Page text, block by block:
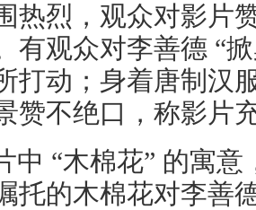
热烈，观众对影片
有观众对李善德 “
打动；身着唐制汉
赞不绝口，称影片
中 “木棉花” 的寓
托的木棉花对李善